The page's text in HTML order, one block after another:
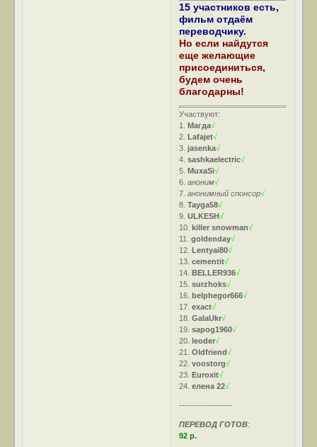
15 участников есть,
фильм отдаём
переводчику.
Но если найдутся
еще желающие
присоединиться,
будем очень
благодарны!
Участвуют:
1.Магда√
2.Lafajet√
3.jasenka√
4.sashkaelectric√
5.MuxaSi√
6.аноним√
7.анонимный спонсор√
8.Tayga58√
9.ULKESH√
10.killer snowman√
11.goldenday√
12.Lentyai80√
13.cementit√
14.BELLER936√
15.surzhoks√
16.belphegor666√
17.exact√
18.GalaUkr√
19.sapog1960√
20.leoder√
21.Oldfriend√
22.voostorg√
23.Euroxit√
24.елена 22√
-------------------
ПЕРЕВОД ГОТОВ:
92 р.